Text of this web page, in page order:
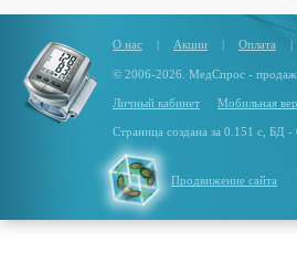
О нас | Акции | Оплата |
© 2006-2026. МедСпрос -
Личный кабинет Мобильная
Страница создана за 0.151 с, БД
Продвижение сайта